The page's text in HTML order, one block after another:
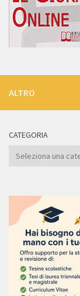
ALTRO
CATEGORIA
Categoria